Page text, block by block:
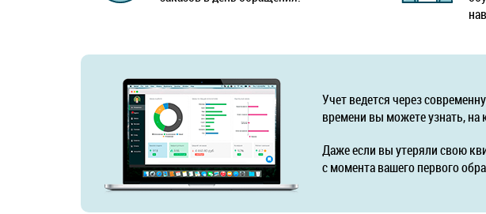
Учет ведется через
времени вы можете узнать, на
Даже если вы утеряли свою
с момента вашего первого